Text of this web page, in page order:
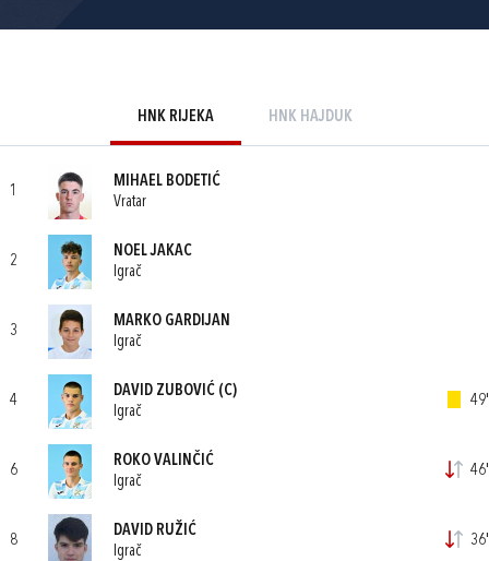
HNK RIJEKA HNK HAJDUK
1
MIHAEL BODETIĆ
Vratar
2
NOEL JAKAC
Igrač
3
MARKO GARDIJAN
Igrač
4
DAVID ZUBOVIĆ (C)
Igrač
49'
6
ROKO VALINČIĆ
Igrač
46'
8
DAVID RUŽIĆ
Igrač
36'